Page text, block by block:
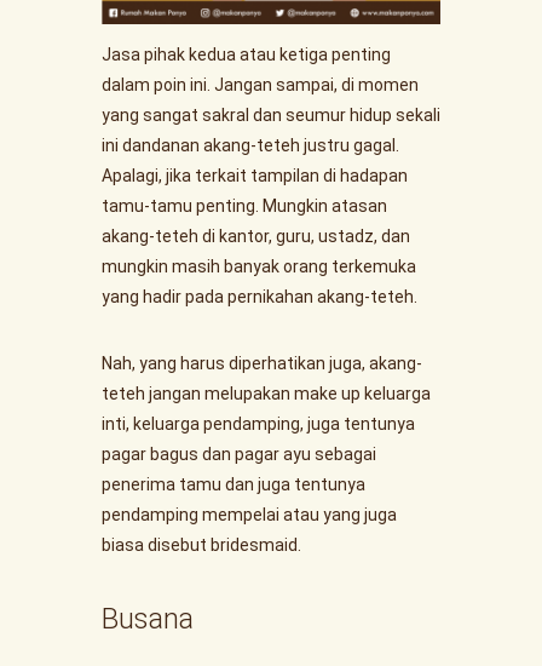
Jasa pihak kedua atau ketiga penting
dalam poin ini. Jangan sampai, di momen
yang sangat sakral dan seumur hidup sekali
ini dandanan akang-teteh justru gagal.
Apalagi, jika terkait tampilan di hadapan
tamu-tamu penting. Mungkin atasan
akang-teteh di kantor, guru, ustadz, dan
mungkin masih banyak orang terkemuka
yang hadir pada pernikahan akang-teteh.
Nah, yang harus diperhatikan juga, akang-
teteh jangan melupakan make up keluarga
inti, keluarga pendamping, juga tentunya
pagar bagus dan pagar ayu sebagai
penerima tamu dan juga tentunya
pendamping mempelai atau yang juga
biasa disebut bridesmaid.
Busana